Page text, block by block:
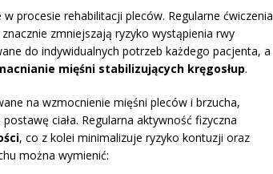
procesie rehabilitacji pleców. Regularne ćwiczenia
zmniejszają ryzyko wystąpienia rwy
do indywidualnych potrzeb każdego pacjenta, a
mięśni stabilizujących kręgosłup.
na wzmocnienie mięśni pleców i brzucha,
ciała. Regularna aktywność fizyczna
, co z kolei minimalizuje ryzyko kontuzji oraz
można wymienić: